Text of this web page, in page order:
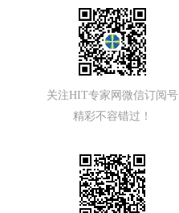
关注HIT专家网微信订阅号
精彩不容错过！